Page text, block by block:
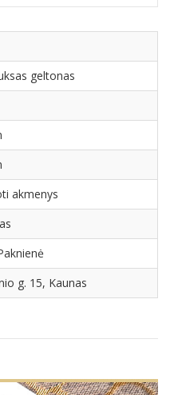
geltonas
akmenys
g. 15, Kaunas